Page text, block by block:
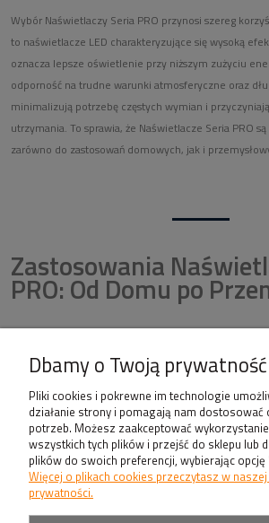
Wybór Naświetlaczy Seria PRO przynosi szereg
to naświetlacze LED charakteryzujące się wysoką
oznacza lepsze oświetlenie przy niższym zużyciu
odporność na trudne warunki atmosferyczne oraz
minimalizują potrzebę częstych wymian i
utrzymania. To sprawia, że Naświetlacze Seria PRO
zarówno do zastosowań domowych, jak i
Zastosowania
PRO: Od Domu po
Naświetlacze LED Seria PRO znajdują szerokie
– od oświetlenia domowego po zastosowania
używane są do oświetlenia ogrodów, podjazdów czy
bezpieczeństwo i estetykę. W przemyśle, dzięki
niezawodności, są nieocenione w miejscach takich
budowy czy zakłady produkcyjne, gdzie wymagane
oświetlenie.
Dbamy o Twoją prywatność
Pliki cookies i pokrewne im technologie
działanie strony i pomagają nam dostosować
potrzeb. Możesz zaakceptować
wszystkich tych plików i przejść do sklepu lub
plików do swoich preferencji, wybierając
Więcej o plikach cookies przeczytasz w
prywatności.